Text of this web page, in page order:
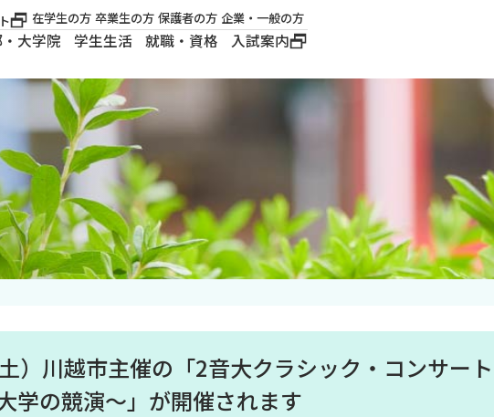
在学生の方 卒業生の方 保護者の方 企業・一般の方
大学院 学生生活 就職・資格 入試案内
大学案内
建学の精神
ロゴマーク・公式キ
ャラクター
）川越市主催の「2音大クラシック・コンサー
学の競演～」が開催されます